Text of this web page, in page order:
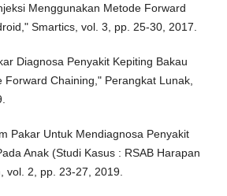
Menggunakan Metode Forward
Smartics, vol. 3, pp. 25-30, 2017.
Diagnosa Penyakit Kepiting Bakau
Chaining," Perangkat Lunak,
Pakar Untuk Mendiagnosa Penyakit
Anak (Studi Kasus : RSAB Harapan
vol. 2, pp. 23-27, 2019.